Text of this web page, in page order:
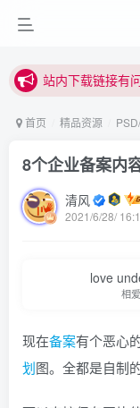
站内下载链接有
站内下载链接有
首页 精品资源
8个企业备案内
清风
2021/6/28/
love
相
现在备案有个恶心
划图。全都是自制
登录
用户名或